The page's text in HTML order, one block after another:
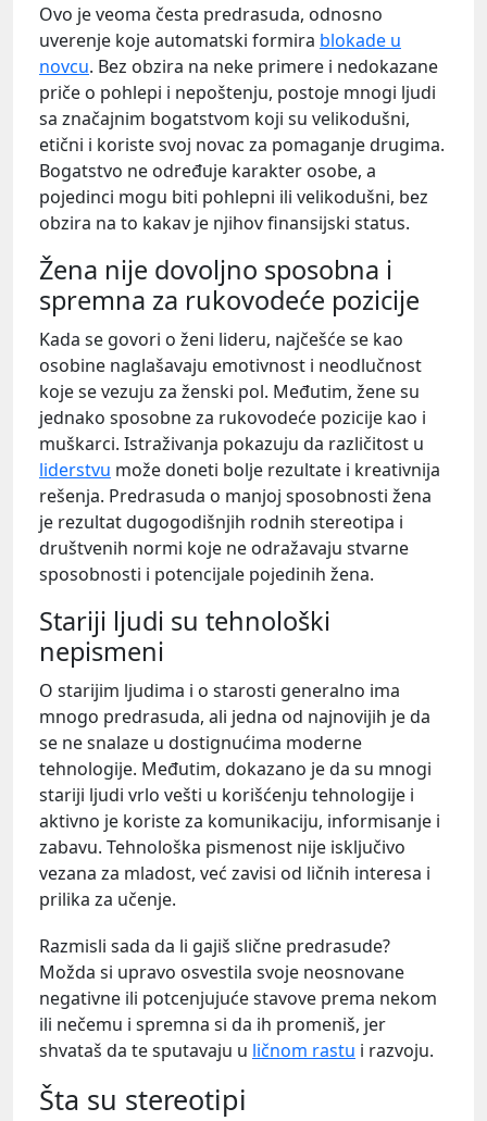
Ovo je veoma česta predrasuda, odnosno
uverenje koje automatski formira blokade u
novcu. Bez obzira na neke primere i nedokazane
priče o pohlepi i nepoštenju, postoje mnogi ljudi
sa značajnim bogatstvom koji su velikodušni,
etični i koriste svoj novac za pomaganje drugima.
Bogatstvo ne određuje karakter osobe, a
pojedinci mogu biti pohlepni ili velikodušni, bez
obzira na to kakav je njihov finansijski status.
Žena nije dovoljno sposobna i
spremna za rukovodeće pozicije
Kada se govori o ženi lideru, najčešće se kao
osobine naglašavaju emotivnost i neodlučnost
koje se vezuju za ženski pol. Međutim, žene su
jednako sposobne za rukovodeće pozicije kao i
muškarci. Istraživanja pokazuju da različitost u
liderstvu može doneti bolje rezultate i kreativnija
rešenja. Predrasuda o manjoj sposobnosti žena
je rezultat dugogodišnjih rodnih stereotipa i
društvenih normi koje ne odražavaju stvarne
sposobnosti i potencijale pojedinih žena.
Stariji ljudi su tehnološki
nepismeni
O starijim ljudima i o starosti generalno ima
mnogo predrasuda, ali jedna od najnovijih je da
se ne snalaze u dostignućima moderne
tehnologije. Međutim, dokazano je da su mnogi
stariji ljudi vrlo vešti u korišćenju tehnologije i
aktivno je koriste za komunikaciju, informisanje i
zabavu. Tehnološka pismenost nije isključivo
vezana za mladost, već zavisi od ličnih interesa i
prilika za učenje.
Razmisli sada da li gajiš slične predrasude?
Možda si upravo osvestila svoje neosnovane
negativne ili potcenjujuće stavove prema nekom
ili nečemu i spremna si da ih promeniš, jer
shvataš da te sputavaju u ličnom rastu i razvoju.
Šta su stereotipi